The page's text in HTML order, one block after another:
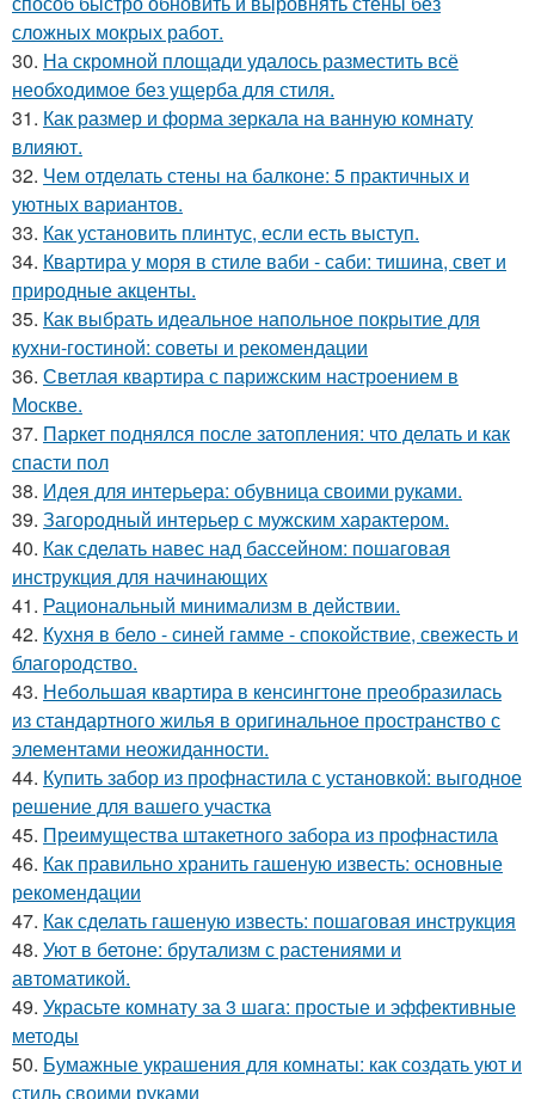
сложных мокрых работ.
30. На скромной площади удалось разместить всё
необходимое без ущерба для стиля.
31. Как размер и форма зеркала на ванную комнату
влияют.
32. Чем отделать стены на балконе: 5 практичных и
уютных вариантов.
33. Как установить плинтус, если есть выступ.
34. Квартира у моря в стиле ваби - саби: тишина, свет и
природные акценты.
35. Как выбрать идеальное напольное покрытие для
кухни-гостиной: советы и рекомендации
36. Светлая квартира с парижским настроением в
Москве.
37. Паркет поднялся после затопления: что делать и как
спасти пол
38. Идея для интерьера: обувница своими руками.
39. Загородный интерьер с мужским характером.
40. Как сделать навес над бассейном: пошаговая
инструкция для начинающих
41. Рациональный минимализм в действии.
42. Кухня в бело - синей гамме - спокойствие, свежесть и
благородство.
43. Небольшая квартира в кенсингтоне преобразилась
из стандартного жилья в оригинальное пространство с
элементами неожиданности.
44. Купить забор из профнастила с установкой: выгодное
решение для вашего участка
45. Преимущества штакетного забора из профнастила
46. Как правильно хранить гашеную известь: основные
рекомендации
47. Как сделать гашеную известь: пошаговая инструкция
48. Уют в бетоне: брутализм с растениями и
автоматикой.
49. Украсьте комнату за 3 шага: простые и эффективные
методы
50. Бумажные украшения для комнаты: как создать уют и
стиль своими руками